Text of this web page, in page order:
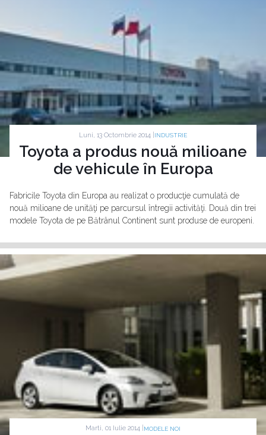
Luni, 13 Octombrie 2014 | INDUSTRIE
Toyota a produs nouă milioane
de vehicule în Europa
Fabricile Toyota din Europa au realizat o producţie cumulată de
nouă milioane de unităţi pe parcursul întregii activităţi. Două din trei
modele Toyota de pe Bătrânul Continent sunt produse de europeni.
Marti, 01 Iulie 2014 | MODELE NOI